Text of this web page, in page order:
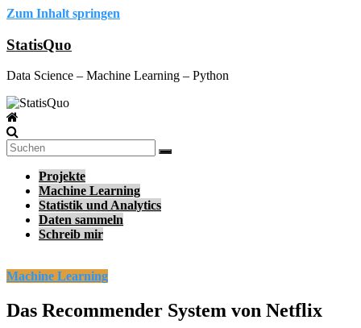
Zum Inhalt springen
StatisQuo
Data Science – Machine Learning – Python
Projekte
Machine Learning
Statistik und Analytics
Daten sammeln
Schreib mir
Machine Learning
Das Recommender System von Netflix